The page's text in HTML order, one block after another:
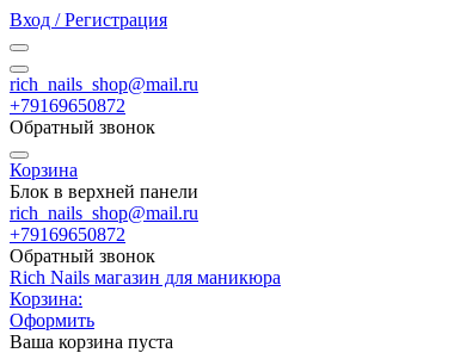
Вход / Регистрация
rich_nails_shop@mail.ru
+79169650872
Обратный звонок
Корзина
Блок в верхней панели
rich_nails_shop@mail.ru
+79169650872
Обратный звонок
Rich Nails магазин для маникюра
Корзина:
Оформить
Ваша корзина пуста